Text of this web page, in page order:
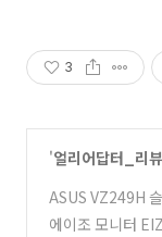
3
'얼리어답터_리뷰
ASUS VZ249H
모니터
(0)
에이조 모니터